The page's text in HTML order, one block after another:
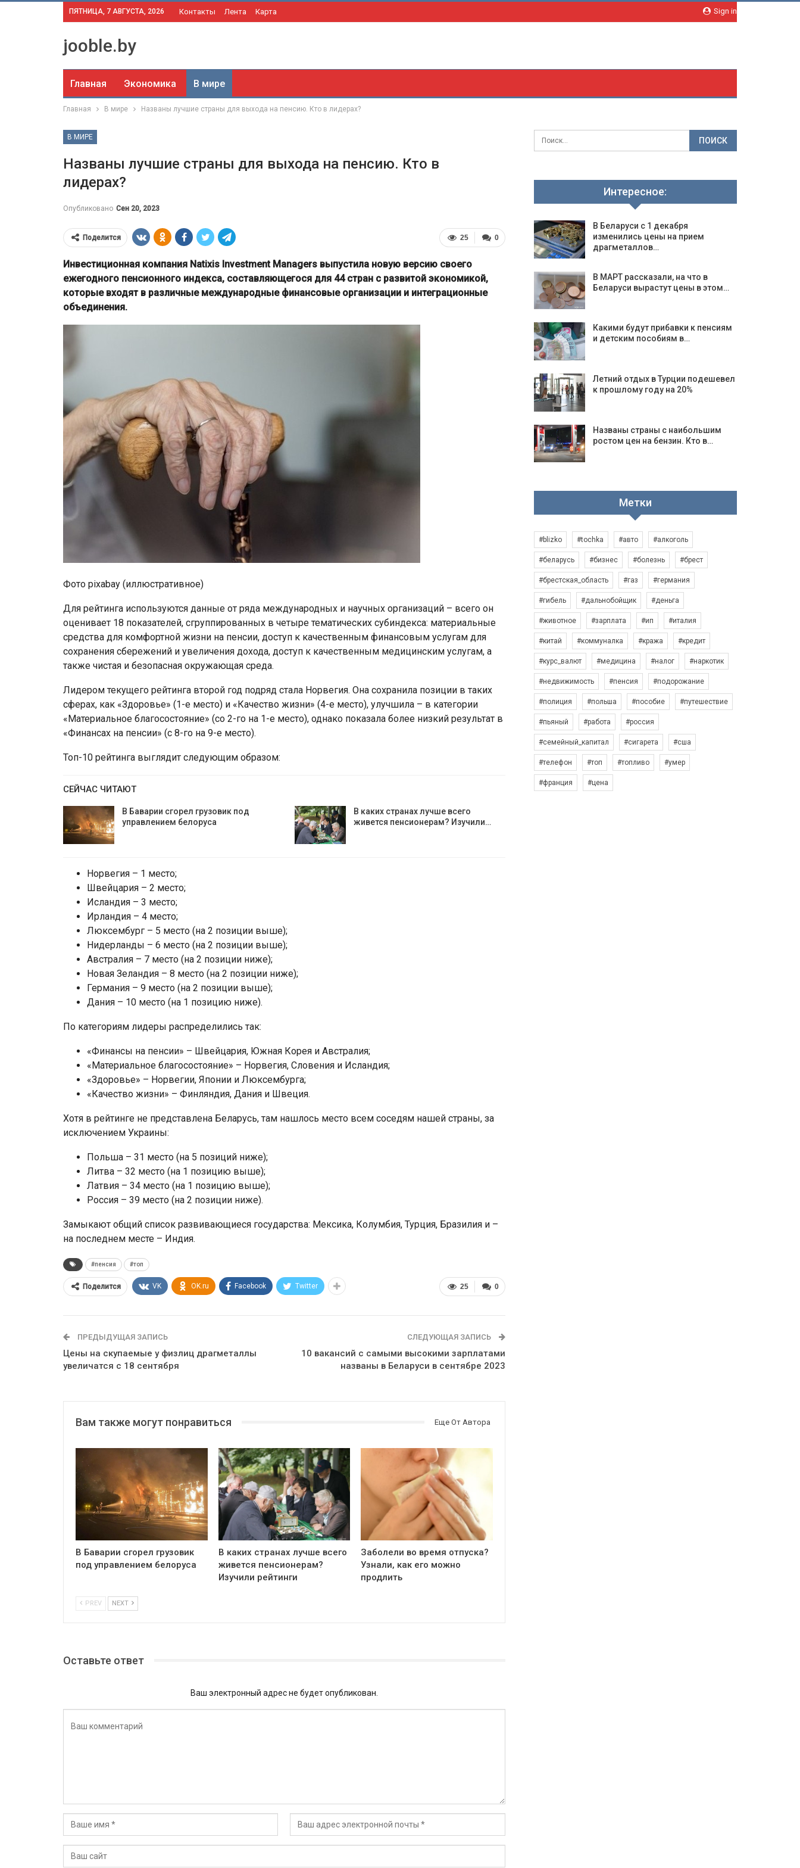
Sign in
ПЯТНИЦА, 7 АВГУСТА, 2026 Контакты Лента Карта
jooble.by
Главная Экономика В мире
Главная В мире Названы лучшие страны для выхода на пенсию. Кто в лидерах?
В МИРЕ
Названы лучшие страны для выхода на пенсию. Кто в
лидерах?
Опубликовано Сен 20, 2023
0
25
Поделится
Инвестиционная компания Natixis Investment Managers выпустила новую версию своего
ежегодного пенсионного индекса, составляющегося для 44 стран с развитой экономикой,
которые входят в различные международные финансовые организации и интеграционные
объединения.
Фото pixabay (иллюстративное)
Для рейтинга используются данные от ряда международных и научных организаций – всего он
оценивает 18 показателей, сгруппированных в четыре тематических субиндекса: материальные
средства для комфортной жизни на пенсии, доступ к качественным финансовым услугам для
сохранения сбережений и увеличения дохода, доступ к качественным медицинским услугам, а
также чистая и безопасная окружающая среда.
Лидером текущего рейтинга второй год подряд стала Норвегия. Она сохранила позиции в таких
сферах, как «Здоровье» (1-е место) и «Качество жизни» (4-е место), улучшила – в категории
«Материальное благосостояние» (со 2-го на 1-е место), однако показала более низкий результат в
«Финансах на пенсии» (с 8-го на 9-е место).
Топ-10 рейтинга выглядит следующим образом:
СЕЙЧАС ЧИТАЮТ
В Баварии сгорел грузовик под
управлением белоруса
В каких странах лучше всего
живется пенсионерам? Изучили…
Норвегия – 1 место;
Швейцария – 2 место;
Исландия – 3 место;
Ирландия – 4 место;
Люксембург – 5 место (на 2 позиции выше);
Нидерланды – 6 место (на 2 позиции выше);
Австралия – 7 место (на 2 позиции ниже);
Новая Зеландия – 8 место (на 2 позиции ниже);
Германия – 9 место (на 2 позиции выше);
Дания – 10 место (на 1 позицию ниже).
По категориям лидеры распределились так:
«Финансы на пенсии» – Швейцария, Южная Корея и Австралия;
«Материальное благосостояние» – Норвегия, Словения и Исландия;
«Здоровье» – Норвегии, Японии и Люксембурга;
«Качество жизни» – Финляндия, Дания и Швеция.
Хотя в рейтинге не представлена Беларусь, там нашлось место всем соседям нашей страны, за
исключением Украины:
Польша – 31 место (на 5 позиций ниже);
Литва – 32 место (на 1 позицию выше);
Латвия – 34 место (на 1 позицию выше);
Россия – 39 место (на 2 позиции ниже).
Замыкают общий список развивающиеся государства: Мексика, Колумбия, Турция, Бразилия и –
на последнем месте – Индия.
#пенсия #топ
0
25
Поделится VK OK.ru Facebook Twitter
ПРЕДЫДУЩАЯ ЗАПИСЬ
Цены на скупаемые у физлиц драгметаллы
увеличатся с 18 сентября
СЛЕДУЮЩАЯ ЗАПИСЬ
10 вакансий с самыми высокими зарплатами
названы в Беларуси в сентябре 2023
Вам также могут понравиться Еще От Автора
В Баварии сгорел грузовик
под управлением белоруса
В каких странах лучше всего
живется пенсионерам?
Изучили рейтинги
Заболели во время отпуска?
Узнали, как его можно
продлить
PREV NEXT
Оставьте ответ
Ваш электронный адрес не будет опубликован.
Интересное:
В Беларуси с 1 декабря
изменились цены на прием
драгметаллов…
В МАРТ рассказали, на что в
Беларуси вырастут цены в этом…
Какими будут прибавки к пенсиям
и детским пособиям в…
Летний отдых в Турции подешевел
к прошлому году на 20%
Названы страны с наибольшим
ростом цен на бензин. Кто в…
Метки
#blizko #tochka #авто #алкоголь
#беларусь #бизнес #болезнь #брест
#брестская_область #газ #германия
#гибель #дальнобойщик #деньга
#животное #зарплата #ип #италия
#китай #коммуналка #кража #кредит
#курс_валют #медицина #налог #наркотик
#недвижимость #пенсия #подорожание
#полиция #польша #пособие #путешествие
#пьяный #работа #россия
#семейный_капитал #сигарета #сша
#телефон #топ #топливо #умер
#франция #цена